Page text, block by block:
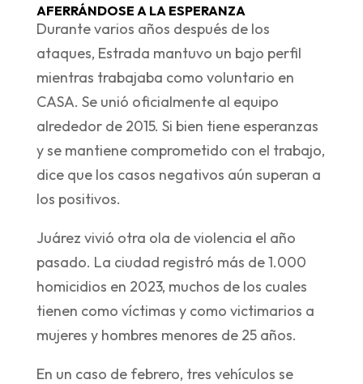
AFERRÁNDOSE A LA ESPERANZA
Durante varios años después de los
ataques, Estrada mantuvo un bajo perfil
mientras trabajaba como voluntario en
CASA. Se unió oficialmente al equipo
alrededor de 2015. Si bien tiene esperanzas
y se mantiene comprometido con el trabajo,
dice que los casos negativos aún superan a
los positivos.
Juárez vivió otra ola de violencia el año
pasado. La ciudad registró más de 1.000
homicidios en 2023, muchos de los cuales
tienen como víctimas y como victimarios a
mujeres y hombres menores de 25 años.
En un caso de febrero, tres vehículos se